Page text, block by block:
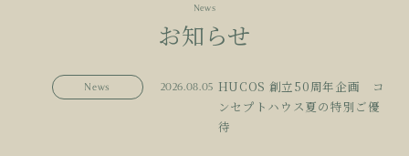
News
お知らせ
News 2026.08.05 HUCOS 創立50周年企画 コ
ンセプトハウス夏の特別ご優
待